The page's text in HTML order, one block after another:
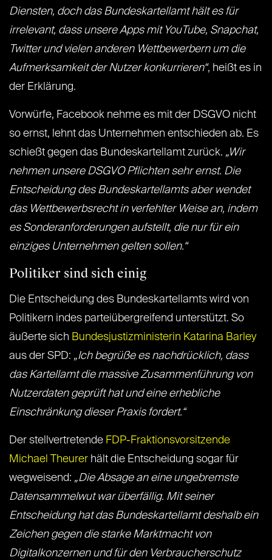
Diensten, doch das Bundeskartellamt hält es für
irrelevant, dass unsere Apps mit YouTube, Snapchat,
Twitter und vielen anderen Wettbewerbern um die
Aufmerksamkeit der Nutzer konkurrieren“, heißt es in
der Erklärung.
Vorwürfe, Facebook nehme es mit der DSGVO nicht
so ernst, lehnt das Unternehmen entschieden ab. Es
schießt gegen das Bundeskartellamt zurück. „Wir
nehmen unsere DSGVO Pflichten sehr ernst. Die
Entscheidung des Bundeskartellamts aber wendet
das Wettbewerbsrecht in verfehlter Weise an, indem
es Sonderanforderungen aufstellt, die nur für ein
einziges Unternehmen gelten sollen.“
Politiker sind sich einig
Die Entscheidung des Bundeskartellamts wird von
Politikern indes parteiübergreifend unterstützt. So
äußerte sich Bundesjustizministerin Katarina Barley
aus der SPD: „Ich begrüße es nachdrücklich, dass
das Kartellamt die massive Zusammenführung von
Nutzerdaten geprüft hat und eine erhebliche
Einschränkung dieser Praxis fordert.“
Der stellvertretende FDP-Fraktionsvorsitzende
Michael Theurer hält die Entscheidung sogar für
wegweisend: „Die Absage an eine ungebremste
Datensammelwut war überfällig. Mit seiner
Entscheidung hat das Bundeskartellamt deshalb ein
Zeichen gegen die starke Marktmacht von
Digitalkonzernen und für den Verbraucherschutz